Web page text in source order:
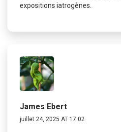
expositions iatrogènes.
James Ebert
juillet 24, 2025 AT 17:02